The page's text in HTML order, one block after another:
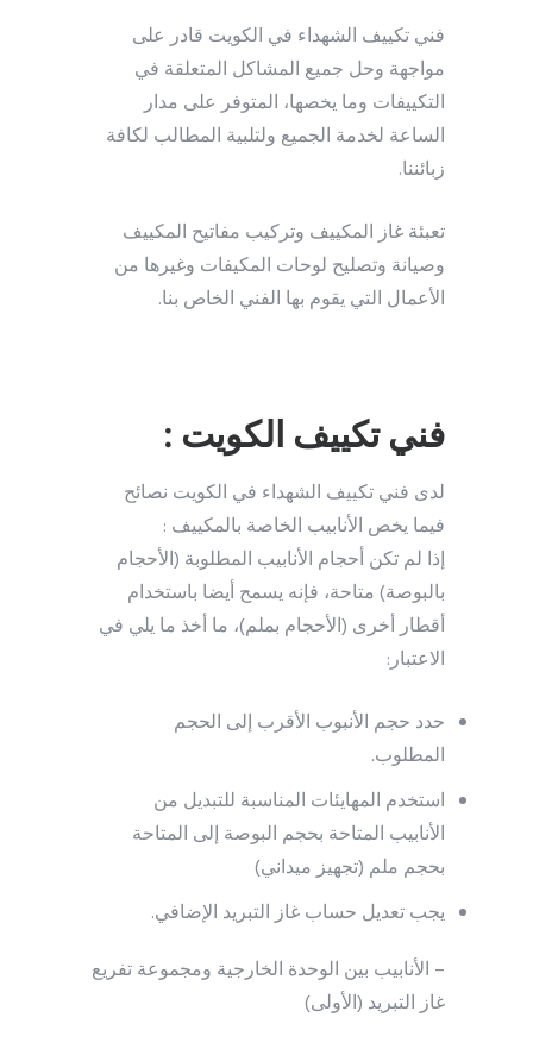
فني تكييف الشهداء في الكويت قادر على
مواجهة وحل جميع المشاكل المتعلقة في
التكييفات وما يخصها، المتوفر على مدار
الساعة لخدمة الجميع ولتلبية المطالب لكافة
زبائننا.
تعبئة غاز المكييف وتركيب مفاتيح المكييف
وصيانة وتصليح لوحات المكيفات وغيرها من
الأعمال التي يقوم بها الفني الخاص بنا.
فني تكييف الكويت :
لدى فني تكييف الشهداء في الكويت نصائح
فيما يخص الأنابيب الخاصة بالمكييف :
إذا لم تكن أحجام الأنابيب المطلوبة (الأحجام
بالبوصة) متاحة، فإنه يسمح أيضا باستخدام
أقطار أخرى (الأحجام بملم)، ما أخذ ما يلي في
الاعتبار:
حدد حجم الأنبوب الأقرب إلى الحجم
المطلوب.
استخدم المهايئات المناسبة للتبديل من
الأنابيب المتاحة بحجم البوصة إلى المتاحة
بحجم ملم (تجهيز ميداني)
يجب تعديل حساب غاز التبريد الإضافي.
– الأنابيب بين الوحدة الخارجية ومجموعة تفريع
غاز التبريد (الأولى)